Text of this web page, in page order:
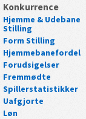
Konkurrence
Hjemme & Udebane
Stilling
Form Stilling
Hjemmebanefordel
Forudsigelser
Fremmødte
Spillerstatistikker
Uafgjorte
Løn